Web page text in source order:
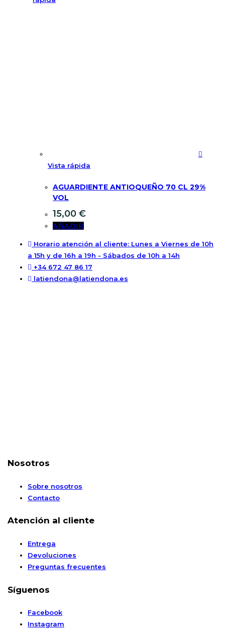
Vista rápida
AGUARDIENTE ANTIOQUEÑO 70 CL 29%
VOL
15,00 €
AÑADIR
Horario atención al cliente: Lunes a Viernes de 10h
a 15h y de 16h a 19h - Sábados de 10h a 14h
+34 672 47 86 17
latiendona@latiendona.es
Nosotros
Sobre nosotros
Contacto
Atención al cliente
Entrega
Devoluciones
Preguntas frecuentes
Síguenos
Facebook
Instagram